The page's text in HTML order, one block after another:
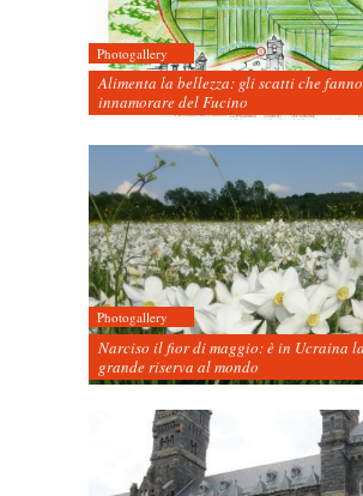
Photogallery
Alimenta la bellezza: gli scatti che fanno
innamorare del Fucino
Photogallery
Narciso il fior di maggio: è in Ucraina
grande riserva al mondo